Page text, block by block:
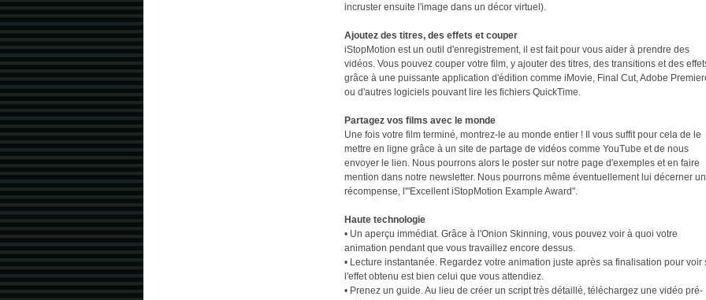
incruster ensuite l'image dans un décor virtuel).
Ajoutez des titres, des effets et couper
iStopMotion est un outil d'enregistrement, il est fait pour vous aider à prendre des
vidéos. Vous pouvez couper votre film, y ajouter des titres, des transitions et des
grâce à une puissante application d'édition comme iMovie, Final Cut, Adobe
ou d'autres logiciels pouvant lire les fichiers QuickTime.
Partagez vos films avec le monde
Une fois votre film terminé, montrez-le au monde entier ! Il vous suffit pour cela de le
mettre en ligne grâce à un site de partage de vidéos comme YouTube et de nous
envoyer le lien. Nous pourrons alors le poster sur notre page d'exemples et en faire
mention dans notre newsletter. Nous pourrons même éventuellement lui décerner
récompense, l'"Excellent iStopMotion Example Award".
Haute technologie
• Un aperçu immédiat. Grâce à l'Onion Skinning, vous pouvez voir à quoi votre
animation pendant que vous travaillez encore dessus.
• Lecture instantanée. Regardez votre animation juste après sa finalisation pour voir
l'effet obtenu est bien celui que vous attendiez.
• Prenez un guide. Au lieu de créer un script très détaillé, téléchargez une vidéo pré-